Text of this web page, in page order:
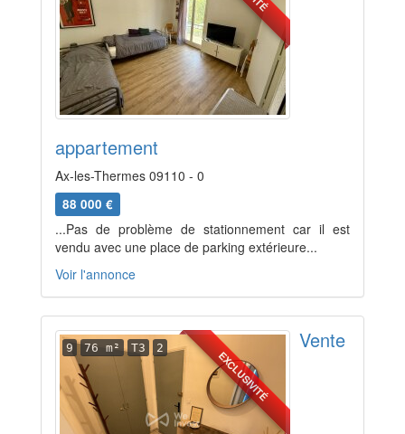
appartement
Ax-les-Thermes 09110 - 0
88 000 €
...Pas de problème de stationnement car il est
vendu avec une place de parking extérieure...
Voir l'annonce
EXCLUSIVITÉ
9 76 m² T3 2 Vente